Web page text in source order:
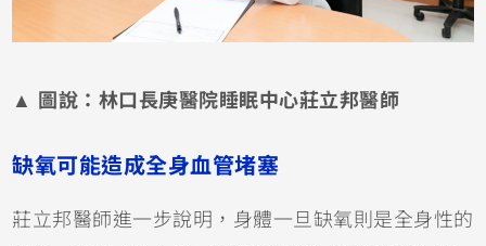
▲ 圖說：林口長庚醫院睡眠中心莊立邦醫師
缺氧可能造成全身血管堵塞
莊立邦醫師進一步說明，身體一旦缺氧則是全身性的